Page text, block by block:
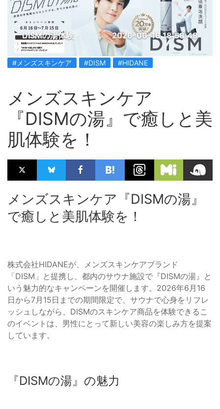
DISMの湯体験 2026-06-16 18:58:48
#メンズスキンケア #DISM #HIDANE
メンズスキンケア
『DISMの湯』で癒しと美
肌体験を！
メンズスキンケア『DISMの湯』
で癒しと美肌体験を！
株式会社HIDANEが、メンズスキンケアブランド
「DISM」と提携し、都内のサウナ施設で『DISMの湯』と
いう魅力的なキャンペーンを開催します。2026年6月16
日から7月15日までの期間限定で、サウナで心身をリフレ
ッシュしながら、DISMのスキンケア商品を体験できるこ
のイベントは、男性にとって新しい美容の楽しみ方を提案
しています。
『DISMの湯』の魅力